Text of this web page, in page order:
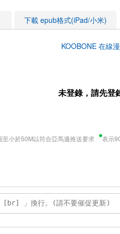
下載 epub格式(iPad/小米)
KOOBONE 在線
未登錄，請先登
至小於50M以符合亞馬遜推送要求 表示